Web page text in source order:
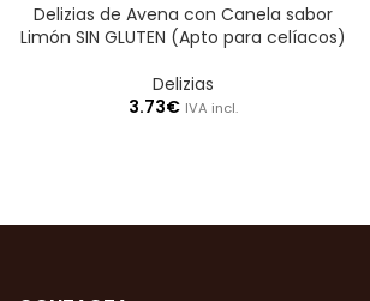
Delizias de Avena con Canela sabor
Limón SIN GLUTEN (Apto para celíacos)
Delizias
3.73€ IVA incl.